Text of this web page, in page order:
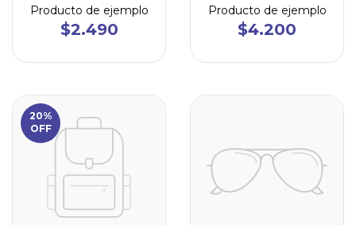
Producto de ejemplo
$2.490
Producto de ejemplo
$4.200
20%
OFF